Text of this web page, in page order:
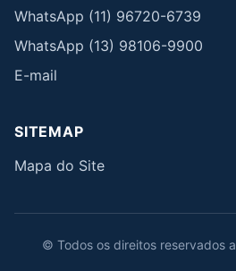
WhatsApp (11) 96720-6739
WhatsApp (13) 98106-9900
E-mail
SITEMAP
Mapa do Site
© Todos os direitos reservados a